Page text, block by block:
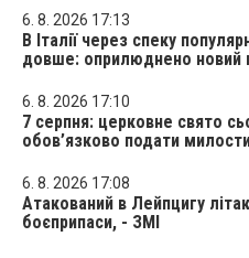
6. 8. 2026 17:13
В Італії через спеку
довше: оприлюднено новий
6. 8. 2026 17:10
7 серпня: церковне свято
обов’язково подати
6. 8. 2026 17:08
Атакований в Лейпцигу
боєприпаси, - ЗМІ